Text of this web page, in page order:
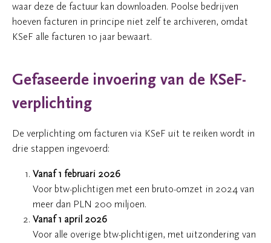
waar deze de factuur kan downloaden. Poolse bedrijven
hoeven facturen in principe niet zelf te archiveren, omdat
KSeF alle facturen 10 jaar bewaart.
Gefaseerde invoering van de KSeF-
verplichting
De verplichting om facturen via KSeF uit te reiken wordt in
drie stappen ingevoerd:
Vanaf 1 februari 2026
Voor btw-plichtigen met een bruto-omzet in 2024 van
meer dan PLN 200 miljoen.
Vanaf 1 april 2026
Voor alle overige btw-plichtigen, met uitzondering van